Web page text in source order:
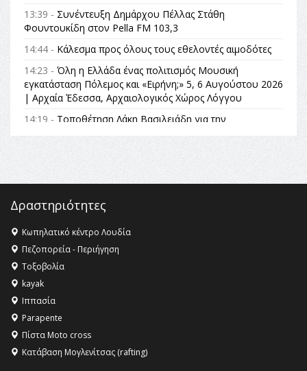
13:39 - Συνέντευξη Δημάρχου Πέλλας Στάθη
Φουντουκίδη στον Pella FM 103,3
14:44 - Κάλεσμα προς όλους τους εθελοντές αιμοδότες
14:23 - Όλη η Ελλάδα ένας πολιτισμός Μουσική
εγκατάσταση Πόλεμος και «Ειρήνη;» 5, 6 Αυγούστου 2026
| Αρχαία Έδεσσα, Αρχαιολογικός Χώρος Λόγγου
14:19 - Τοποθέτηση Λάκη Βασιλειάδη για την
Αναθεώρηση του Συντάγματος: «Σε τέτοιες κορυφαίες
θεσμικές διαδικασίες υπάρχει μόνο η ευθύνη απέναντι
στις επόμενες γενιές»
16:35 -Το πρόγραμμα του ΠΑΟΚ στον δεύτερο γύρο του
16:27 - Όλυμπος: Εντάχθηκε στον Κατάλογο Παγκόσμιας
Κληρονομιάς της UNESCO – Ομόφωνη η απόφαση Ο
Όλυμπος αναγνωρίστηκε ως φυσικό και πολιτιστικό
αγαθό εξέχουσας οικουμενικής αξίας για την
ανθρωπότητα
16:18 -
ΣΤΗΝ ΕΔΕΣΣΑ
Δραστηριότητες
Κωπηλατικό κέντρο Λουδία
Πεζοπορεία - Περιήγηση
Τοξοβολία
kayak
Ιππασία
Parapente
Πίστα Moto cross
Κατάβαση Μογλενίτσας (rafting)